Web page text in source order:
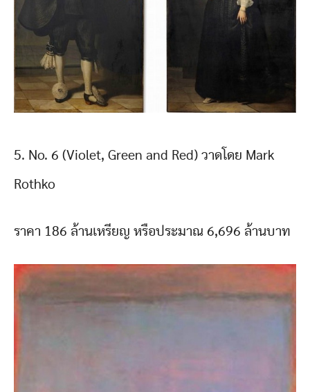
5. No. 6 (Violet, Green and Red) วาดโดย Mark
Rothko
ราคา 186 ล้านเหรียญ หรือประมาณ 6,696 ล้านบาท